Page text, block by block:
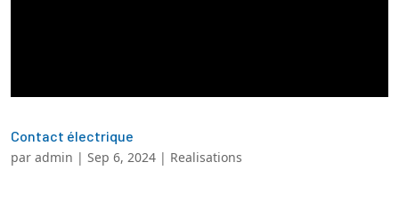
Contact électrique
par admin | Sep 6, 2024 | Realisations